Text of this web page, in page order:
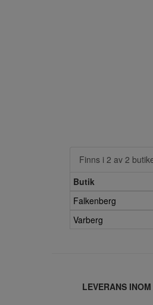
Finns i 2 av 2
Butik
Falkenberg
Varberg
LEVERANS